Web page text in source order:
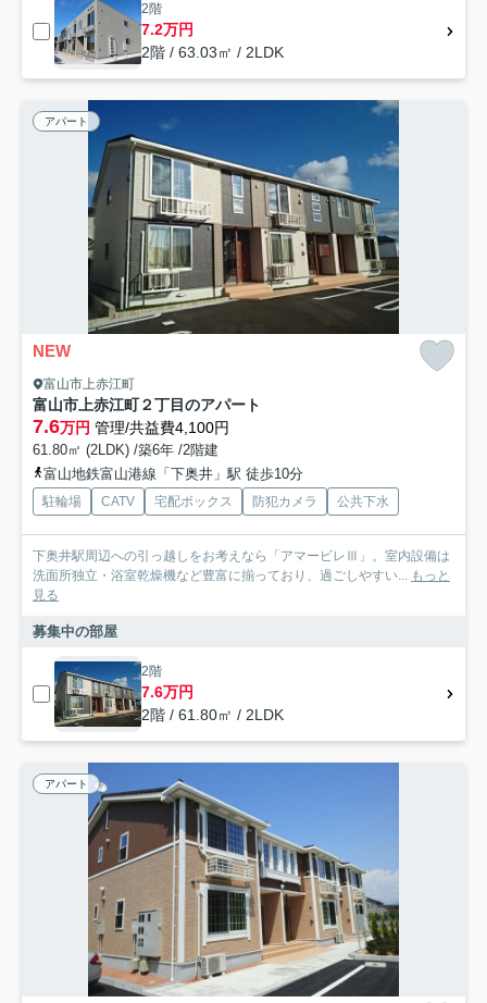
2階
7.2万円
2階 / 63.03㎡ / 2LDK
アパート
NEW
富山市上赤江町
富山市上赤江町２丁目のアパート
7.6万円 管理/共益費4,100円
61.80㎡ (2LDK) /築6年 /2階建
富山地鉄富山港線「下奥井」駅 徒歩10分
駐輪場 CATV 宅配ボックス 防犯カメラ 公共下水
下奥井駅周辺への引っ越しをお考えなら「アマービレⅢ」。室内設備は
洗面所独立・浴室乾燥機など豊富に揃っており、過ごしやすい... もっと
見る
募集中の部屋
2階
7.6万円
2階 / 61.80㎡ / 2LDK
アパート